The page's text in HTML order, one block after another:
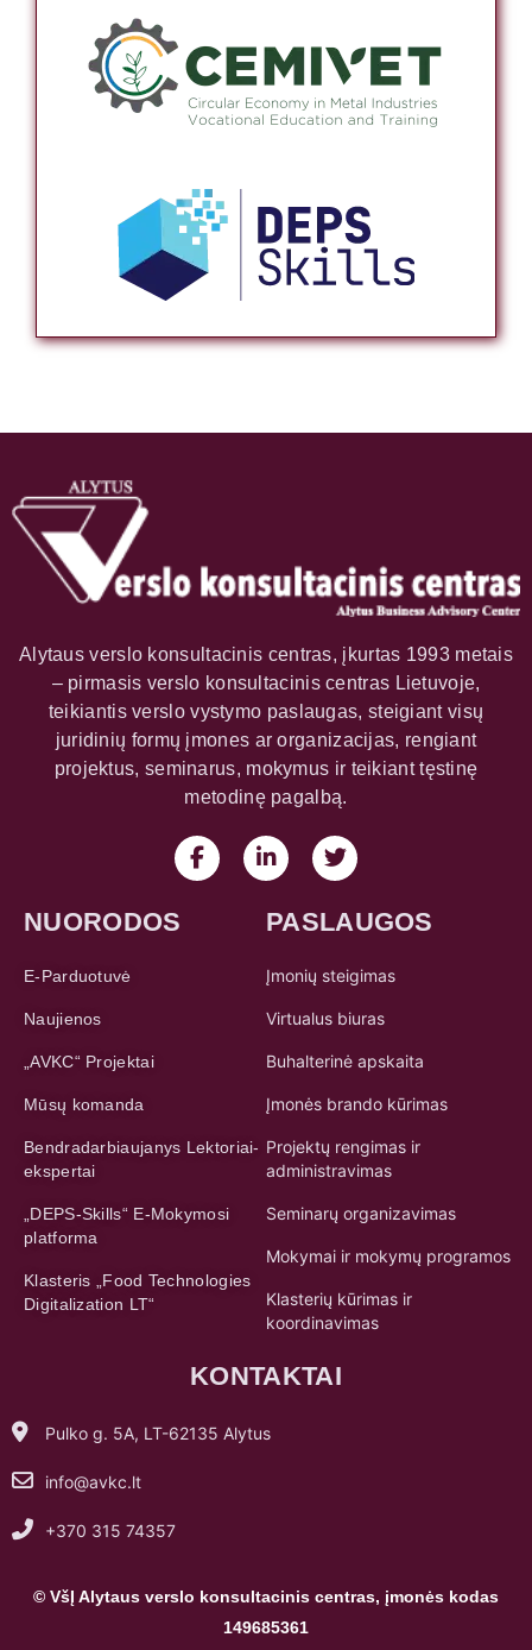
Alytaus verslo konsultacinis centras, įkurtas 1993 metais
– pirmasis verslo konsultacinis centras Lietuvoje,
teikiantis verslo vystymo paslaugas, steigiant visų
projektus, seminarus, mokymus ir teikiant tęstinę
metodinę pagalbą.
ekspertai
„DEPS-Skills“ E-Mokymosi
Klasteris „Food Technologies
PASLAUGOS
Įmonių steigimas
administravimas
Seminarų organizavimas
Mokymai ir mokymų programos
koordinavimas
KONTAKTAI
Pulko g. 5A, LT-62135 Alytus
© VšĮ Alytaus verslo konsultacinis centras, įmonės kodas